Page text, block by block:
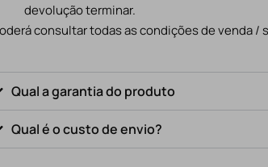
devolução terminar.
consultar todas as condições de venda /
Qual a garantia do produto
Qual é o custo de envio?